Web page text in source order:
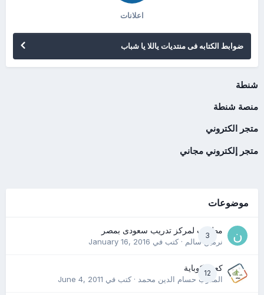
اعلانات
ضوابط الكتابه فى منتديات ياللا يا شباب
شنطة
منصة شنطة
متجر الكتروني
متجر إلكتروني مجاني
موضوعات
3
مطلوب لمركز تدريب سعودى بمصر
نرمين سالم· كتب في January 16, 2016
12
كعب كوباية
المدرب حسام الدين محمد· كتب في June 4, 2011